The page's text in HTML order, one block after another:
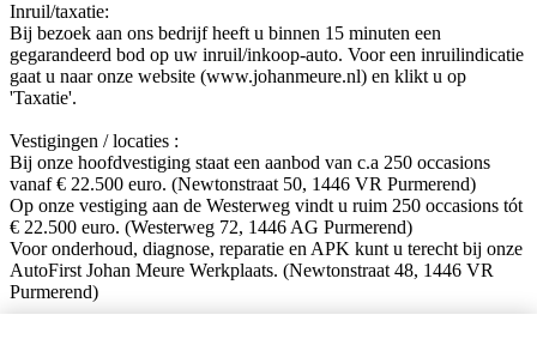
Inruil/taxatie:
Bij bezoek aan ons bedrijf heeft u binnen 15 minuten een
gegarandeerd bod op uw inruil/inkoop-auto. Voor een inruilindicatie
gaat u naar onze website (www.johanmeure.nl) en klikt u op
'Taxatie'.
Vestigingen / locaties :
Bij onze hoofdvestiging staat een aanbod van c.a 250 occasions
vanaf € 22.500 euro. (Newtonstraat 50, 1446 VR Purmerend)
Op onze vestiging aan de Westerweg vindt u ruim 250 occasions tót
€ 22.500 euro. (Westerweg 72, 1446 AG Purmerend)
Voor onderhoud, diagnose, reparatie en APK kunt u terecht bij onze
AutoFirst Johan Meure Werkplaats. (Newtonstraat 48, 1446 VR
Purmerend)